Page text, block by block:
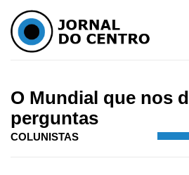
O Mundial que nos
perguntas
COLUNISTAS